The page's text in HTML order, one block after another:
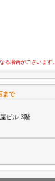
る場合がございます。
まで
ビル 3階